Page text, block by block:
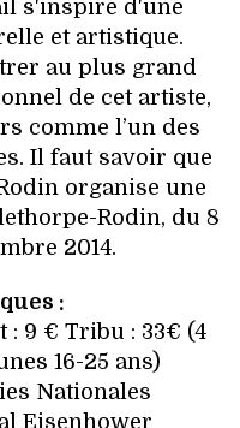
s'inspire d'une
et artistique.
au plus grand
de cet artiste,
comme l’un des
Il faut savoir que
organise une
Rodin, du 8
2014.
:
: 9 € Tribu : 33€ (4
16-25 ans)
Nationales
Eisenhower